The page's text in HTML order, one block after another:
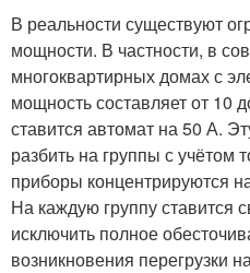
В реальности существуют
мощности. В частности, в
многоквартирных домах с
мощность составляет от 10
ставится автомат на 50 А.
разбить на группы с учётом
приборы концентрируются
На каждую группу ставится
исключить полное
возникновения перегрузки